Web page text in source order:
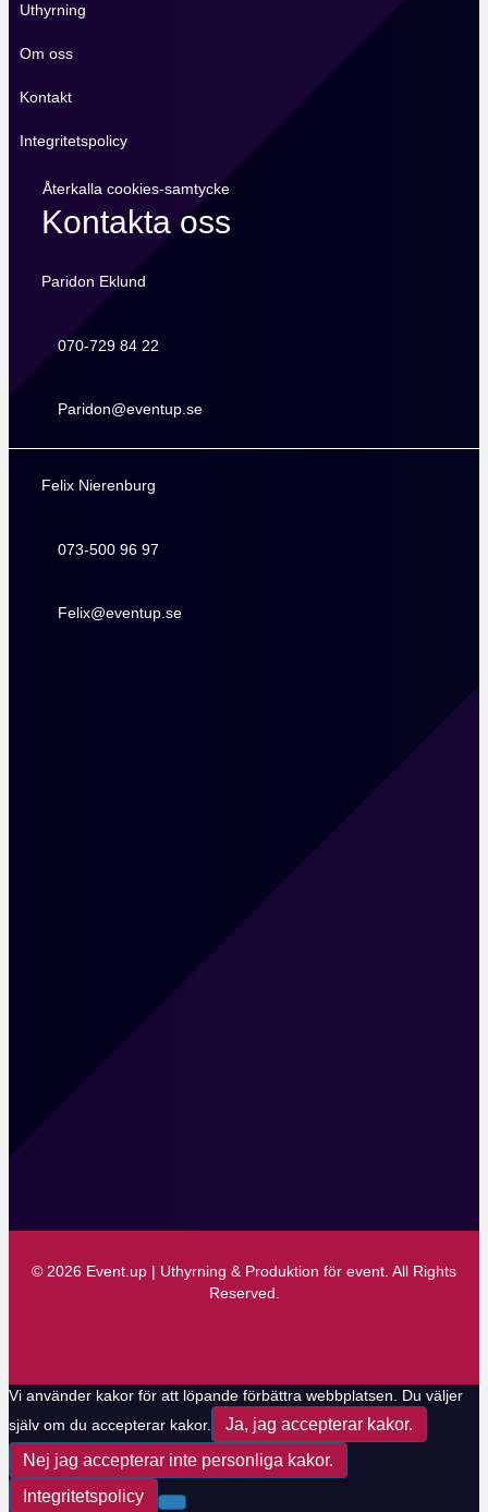
Uthyrning
Om oss
Kontakt
Integritetspolicy
Återkalla cookies-samtycke
Kontakta oss
Paridon Eklund
070-729 84 22
070-729 84 22
Paridon@eventup.se
Paridon@eventup.se
Felix Nierenburg
073-500 96 97
073-500 96 97
Felix@eventup.se
Felix@eventup.se
© 2026 Event.up | Uthyrning & Produktion för event. All Rights
Reserved.
Vi använder kakor för att löpande förbättra webbplatsen. Du väljer
själv om du accepterar kakor.
Ja, jag accepterar kakor.
Nej jag accepterar inte personliga kakor.
Integritetspolicy